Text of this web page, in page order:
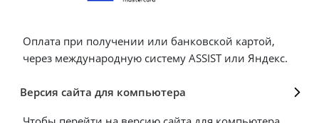
Оплата при получении или банковской картой,
через международную систему ASSIST или Яндекс.
Версия сайта для компьютера